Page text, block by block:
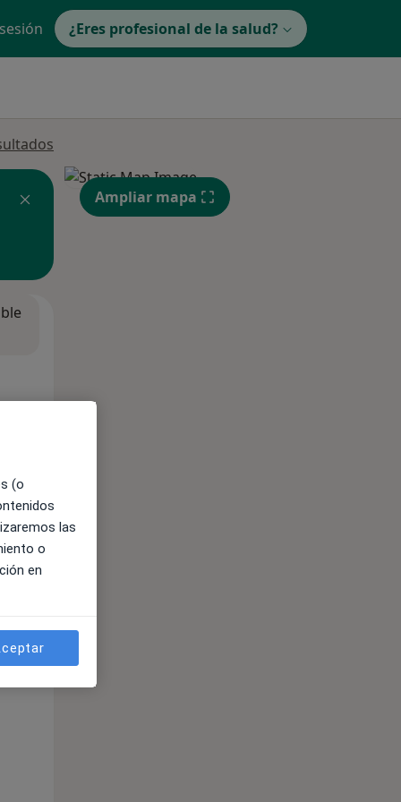
¿Eres profesional de la salud?
Ampliar mapa
(o
las
o
en